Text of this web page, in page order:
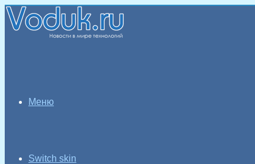
Меню
Switch skin